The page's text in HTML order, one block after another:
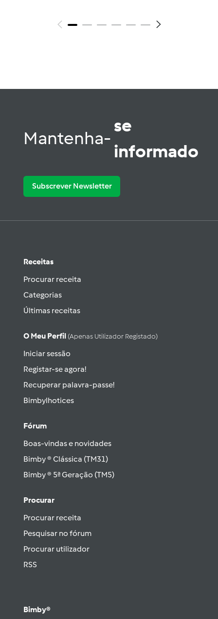
Mantenha-
se
informado
Subscrever Newsletter
Receitas
Procurar receita
Categorias
Últimas receitas
O Meu Perfil (apenas Utilizador Registado)
Iniciar sessão
Registar-se agora!
Recuperar palavra-passe!
Bimbylhotices
Fórum
Boas-vindas e novidades
Bimby ® Clássica (TM31)
Bimby ® 5ª Geração (TM5)
Procurar
Procurar receita
Pesquisar no fórum
Procurar utilizador
RSS
Bimby®